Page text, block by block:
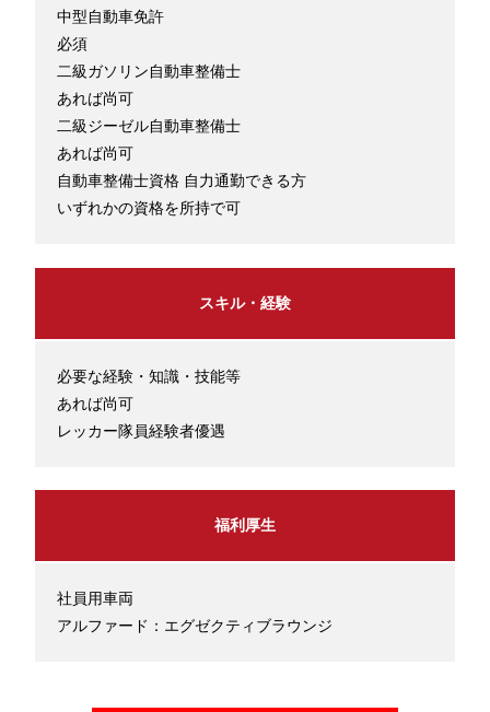
中型自動車免許
必須
二級ガソリン自動車整備士
あれば尚可
二級ジーゼル自動車整備士
あれば尚可
自動車整備士資格 自力通勤できる方
いずれかの資格を所持で可
スキル・経験
必要な経験・知識・技能等
あれば尚可
レッカー隊員経験者優遇
福利厚生
社員用車両
アルファード：エグゼクティブラウンジ